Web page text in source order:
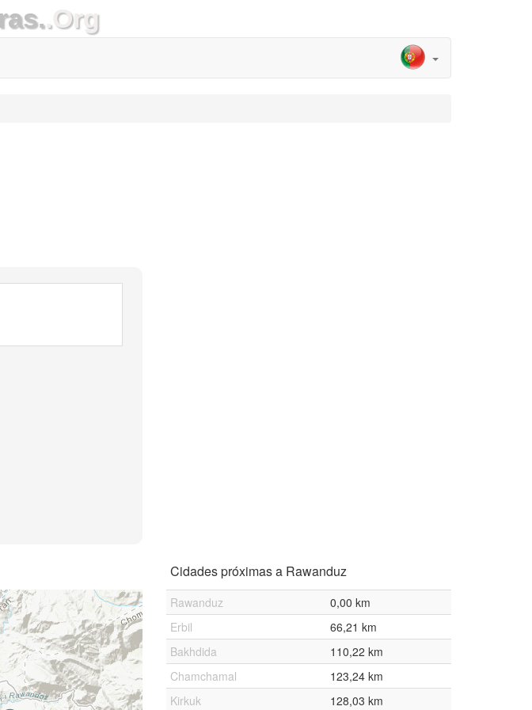
.Org
Cidades próximas a Rawanduz
Rawanduz
0,00 km
Erbil
66,21 km
Bakhdida
110,22 km
Chamchamal
123,24 km
Kirkuk
128,03 km